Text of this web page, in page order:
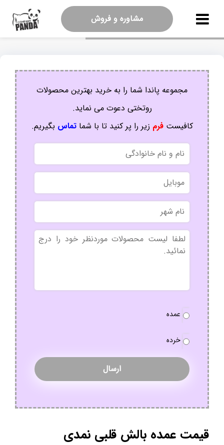
مشاوره و فروش
مجموعه پاندا شما را به خرید بهترین محصولات
روتختی دعوت می نماید.
کافیستفرم زیر را پر کنید تا با شماتماس بگیریم.
نام
و
نام
خانوادگی
موبایل
نام
شهر
بدون
عنوان
نوع
عمده
خرده
قیمت عمده بالش قلبی نمدی